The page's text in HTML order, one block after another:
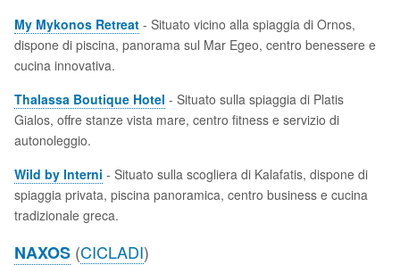
My Mykonos Retreat - Situato vicino alla spiaggia di Ornos,
dispone di piscina, panorama sul Mar Egeo, centro benessere e
cucina innovativa.
Thalassa Boutique Hotel - Situato sulla spiaggia di Platis
Gialos, offre stanze vista mare, centro fitness e servizio di
autonoleggio.
Wild by Interni - Situato sulla scogliera di Kalafatis, dispone di
spiaggia privata, piscina panoramica, centro business e cucina
tradizionale greca.
NAXOS (CICLADI)